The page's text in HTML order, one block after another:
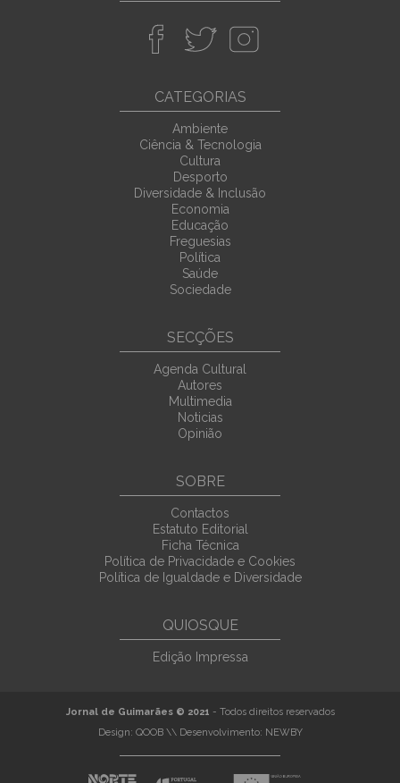
CATEGORIAS
Ambiente
Ciência & Tecnologia
Cultura
Desporto
Diversidade & Inclusão
Economia
Educação
Freguesias
Política
Saúde
Sociedade
SECÇÕES
Agenda Cultural
Autores
Multimedia
Noticias
Opinião
SOBRE
Contactos
Estatuto Editorial
Ficha Técnica
Política de Privacidade e Cookies
Política de Igualdade e Diversidade
QUIOSQUE
Edição Impressa
Jornal de Guimarães © 2021 - Todos direitos reservados
Design: QOOB\\ Desenvolvimento: NEWBY